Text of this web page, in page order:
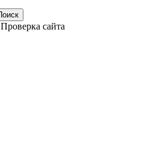
Проверка сайта